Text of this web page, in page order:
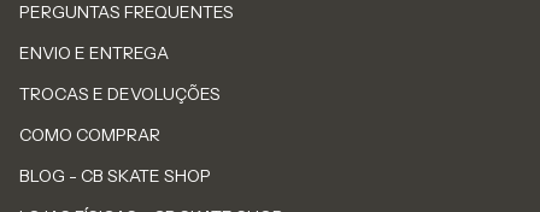
PERGUNTAS FREQUENTES
ENVIO E ENTREGA
TROCAS E DEVOLUÇÕES
COMO COMPRAR
BLOG - CB SKATE SHOP